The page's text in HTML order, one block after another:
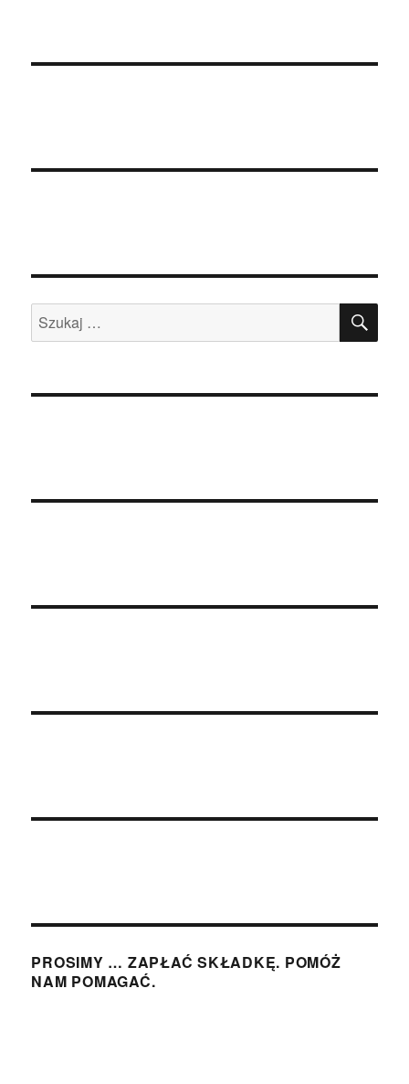
Szukaj:
PROSIMY … ZAPŁAĆ SKŁADKĘ. POMÓŻ
NAM POMAGAĆ.